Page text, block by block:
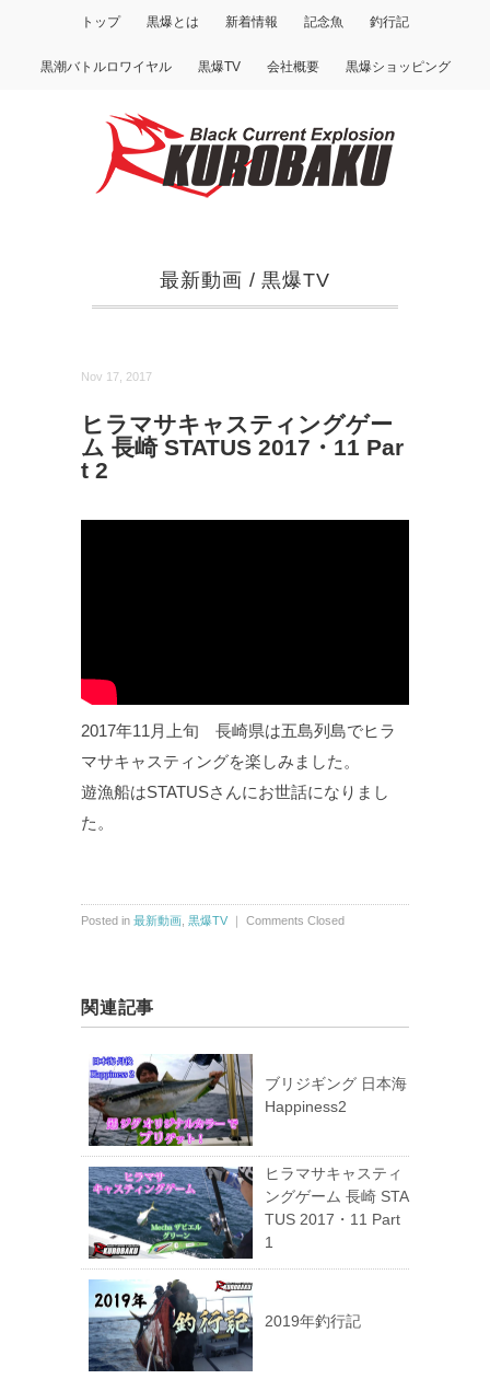
トップ 黒爆とは 新着情報 記念魚 釣行記
黒潮バトルロワイヤル 黒爆TV 会社概要 黒爆ショッピング
最新動画 /黒爆TV
Nov 17, 2017
ヒラマサキャスティングゲー
ム 長崎 STATUS 2017・11 Par
t 2
2017年11月上旬 長崎県は五島列島でヒラ
マサキャスティングを楽しみました。
遊漁船はSTATUSさんにお世話になりまし
た。
Posted in 最新動画 黒爆TV ｜ Comments Closed
関連記事
ブリジギング 日本海
Happiness2
ヒラマサキャスティ
ングゲーム 長崎 STA
TUS 2017・11 Part
1
2019年釣行記